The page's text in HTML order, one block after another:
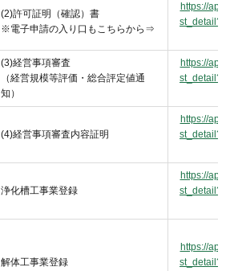
(2)許可証明（確認）書
※電子申請の入り口もこちらから⇒
https://
(3)経営事項審査
（経営規模等評価・総合評定値通
知）
https://
(4)経営事項審査内容証明
https://
浄化槽工事業登録
https://
解体工事業登録
https://